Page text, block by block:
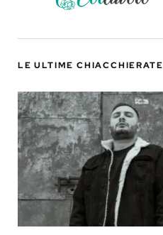
LE ULTIME CHIACCHIERATE